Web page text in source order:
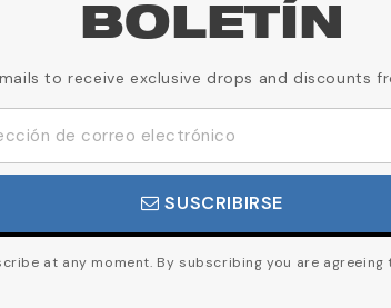
BOLETÍN
to receive exclusive drops and discounts
SUSCRIBIRSE
at any moment. By subscribing you are agreeing